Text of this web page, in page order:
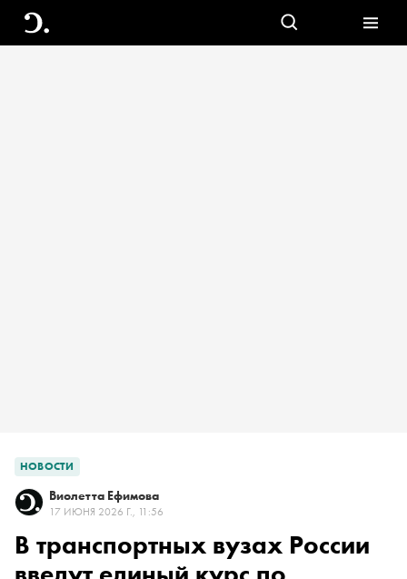
НОВОСТИ
Виолетта Ефимова
17 ИЮНЯ 2026 Г., 11:56
В транспортных вузах России